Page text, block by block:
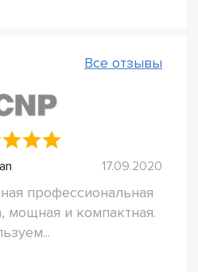
Все отзывы
17.09.2020
профессиональная
мощная и компактная.